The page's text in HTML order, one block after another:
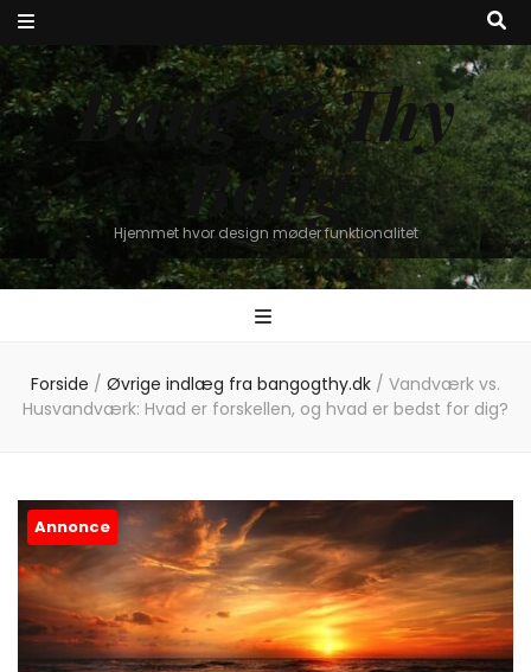
Bang & Thy
Bolig
Hjemmet hvor design møder funktionalitet
Forside / Øvrige indlæg fra bangogthy.dk / Vandværk vs.
Husvandværk: Hvad er forskellen, og hvad er bedst for dig?
Annonce